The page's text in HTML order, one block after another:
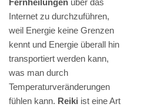
Fernheilungen über das
Internet zu durchzuführen,
weil Energie keine Grenzen
kennt und Energie überall hin
transportiert werden kann,
was man durch
Temperaturveränderungen
fühlen kann. Reiki ist eine Art